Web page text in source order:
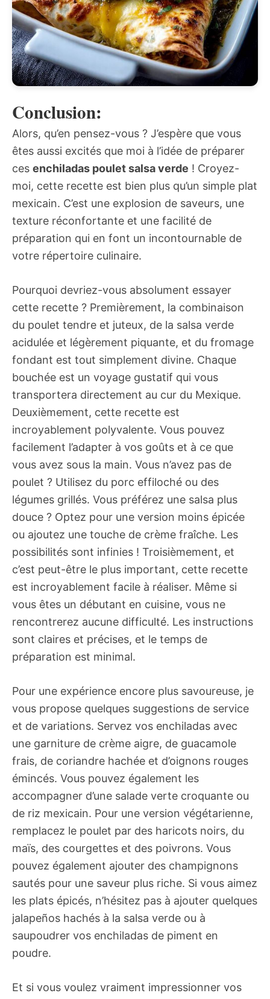
Conclusion:
Alors, qu’en pensez-vous ? J’espère que vous
êtes aussi excités que moi à l’idée de préparer
ces enchiladas poulet salsa verde ! Croyez-
moi, cette recette est bien plus qu’un simple plat
mexicain. C’est une explosion de saveurs, une
texture réconfortante et une facilité de
préparation qui en font un incontournable de
votre répertoire culinaire.
Pourquoi devriez-vous absolument essayer
cette recette ? Premièrement, la combinaison
du poulet tendre et juteux, de la salsa verde
acidulée et légèrement piquante, et du fromage
fondant est tout simplement divine. Chaque
bouchée est un voyage gustatif qui vous
transportera directement au cur du Mexique.
Deuxièmement, cette recette est
incroyablement polyvalente. Vous pouvez
facilement l’adapter à vos goûts et à ce que
vous avez sous la main. Vous n’avez pas de
poulet ? Utilisez du porc effiloché ou des
légumes grillés. Vous préférez une salsa plus
douce ? Optez pour une version moins épicée
ou ajoutez une touche de crème fraîche. Les
possibilités sont infinies ! Troisièmement, et
c’est peut-être le plus important, cette recette
est incroyablement facile à réaliser. Même si
vous êtes un débutant en cuisine, vous ne
rencontrerez aucune difficulté. Les instructions
sont claires et précises, et le temps de
préparation est minimal.
Pour une expérience encore plus savoureuse, je
vous propose quelques suggestions de service
et de variations. Servez vos enchiladas avec
une garniture de crème aigre, de guacamole
frais, de coriandre hachée et d’oignons rouges
émincés. Vous pouvez également les
accompagner d’une salade verte croquante ou
de riz mexicain. Pour une version végétarienne,
remplacez le poulet par des haricots noirs, du
maïs, des courgettes et des poivrons. Vous
pouvez également ajouter des champignons
sautés pour une saveur plus riche. Si vous aimez
les plats épicés, n’hésitez pas à ajouter quelques
jalapeños hachés à la salsa verde ou à
saupoudrer vos enchiladas de piment en
poudre.
Et si vous voulez vraiment impressionner vos